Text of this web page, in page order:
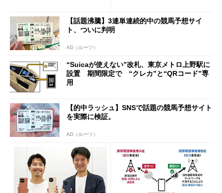
開催
【話題沸騰】3連単連続的中の競馬予想サイ
ト、ついに判明
AD（ルーツ）
“Suicaが使えない”改札、東京メトロ上野駅に
設置 期間限定で “クレカ”と“QRコード”専
用
【的中ラッシュ】SNSで話題の競馬予想サイト
を実際に検証。
AD（ルーツ）